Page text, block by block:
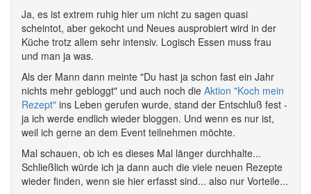
Ja, es ist extrem ruhig hier um nicht zu sagen quasi
scheintot, aber gekocht und Neues ausprobiert wird in der
Küche trotz allem sehr intensiv. Logisch Essen muss frau
und man ja was.
Als der Mann dann meinte "Du hast ja schon fast ein Jahr
nichts mehr gebloggt" und auch noch die Aktion "Koch mein
Rezept" ins Leben gerufen wurde, stand der Entschluß fest -
ja ich werde endlich wieder bloggen. Und wenn es nur ist,
weil ich gerne an dem Event teilnehmen möchte.
Mal schauen, ob ich es dieses Mal länger durchhalte...
Schließlich würde ich ja dann auch die viele neuen Rezepte
wieder finden, wenn sie hier erfasst sind... also nur Vorteile...